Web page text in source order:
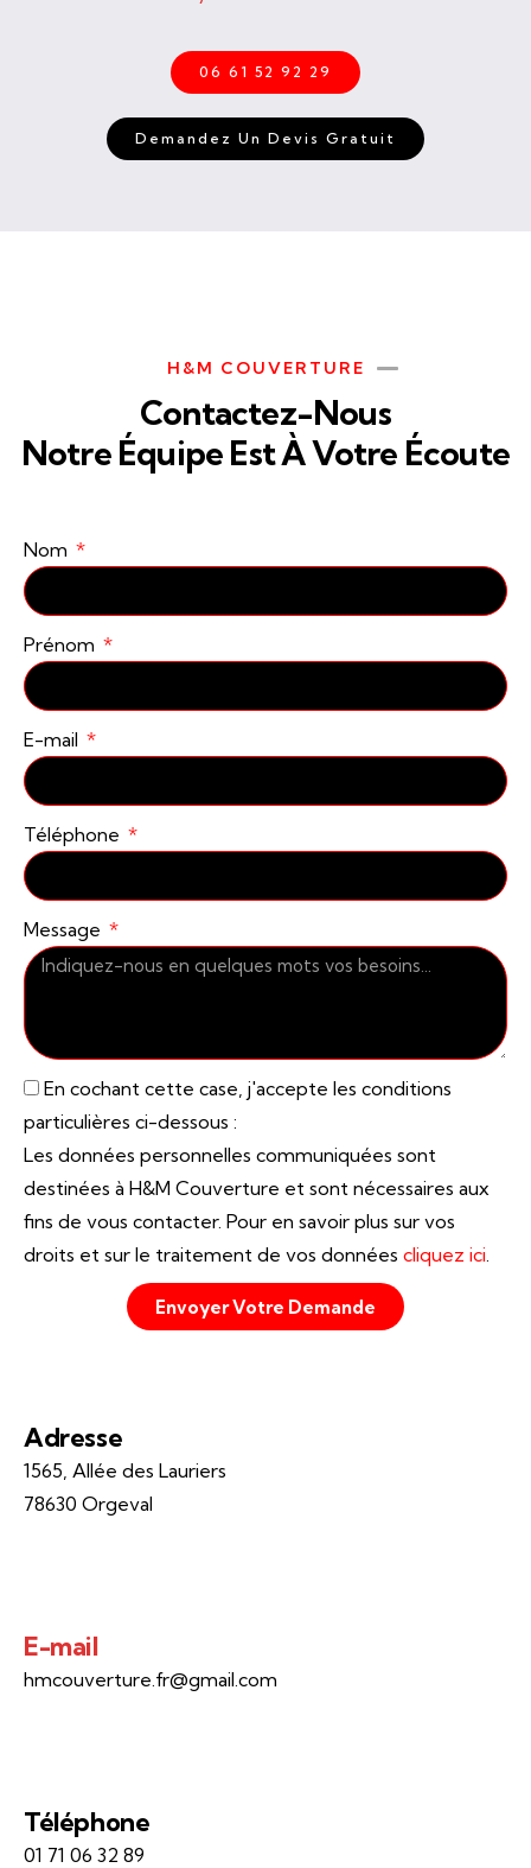
06 61 52 92 29
Demandez Un Devis Gratuit
H&M COUVERTURE
Contactez-Nous
Notre Équipe Est À Votre Écoute
Nom
Prénom
E-mail
Téléphone
Message
En cochant cette case, j'accepte les conditions
particulières ci-dessous :
Les données personnelles communiquées sont
destinées à H&M Couverture et sont nécessaires aux
fins de vous contacter. Pour en savoir plus sur vos
droits et sur le traitement de vos données cliquez ici.
Envoyer Votre Demande
Adresse
1565, Allée des Lauriers
78630 Orgeval
E-mail
hmcouverture.fr@gmail.com
Téléphone
01 71 06 32 89